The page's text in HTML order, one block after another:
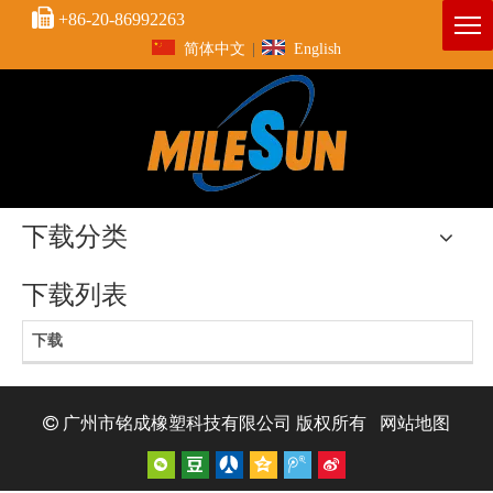
 +86-20-86992263
简体中文 English
下载分类
下载列表
下载
 广州市铭成橡塑科技有限公司 版权所有 网站地图